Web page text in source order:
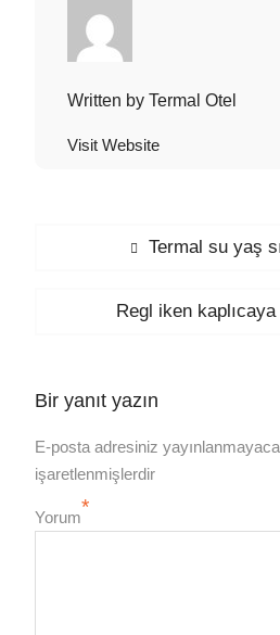
Written by Termal Otel
Visit Website
Previous
Termal su yaş
Next
Regl iken
Bir yanıt yazın
E-posta adresiniz
işaretlenmişlerdir
Yorum*